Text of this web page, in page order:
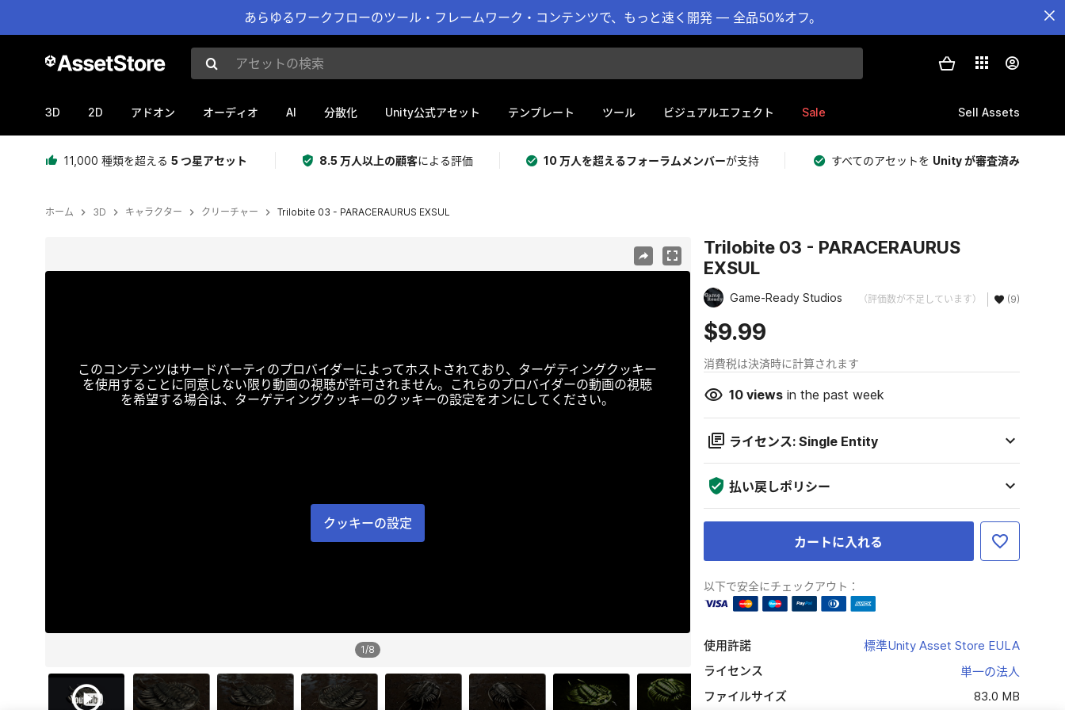
あらゆるワークフローのツール・フレームワーク・コンテンツで、もっと速く開発 — 全品50%オフ。
アセットの検索
3D 2D アドオン オーディオ AI 分散化 Unity公式アセット テンプレート ツール ビジュアルエフェクト Sale Sell Assets
11,000 種類を超える 5 つ星アセット 8.5 万人以上の顧客による評価 10 万人を超えるフォーラムメンバーが支持 すべてのアセットを Unity が審査済み
ホーム 3D キャラクター クリーチャー Trilobite 03 - PARACERAURUS EXSUL
このコンテンツはサードパーティのプロバイダーによってホストされており、ターゲティングクッキー
を使用することに同意しない限り動画の視聴が許可されません。これらのプロバイダーの動画の視聴
を希望する場合は、ターゲティングクッキーのクッキーの設定をオンにしてください。
クッキーの設定
1/8
Trilobite 03 - PARACERAURUS
EXSUL
Game-Ready Studios （評価数が不足しています） (9)
$9.99
消費税は決済時に計算されます
10viewsin the past week
ライセンス: Single Entity
払い戻しポリシー
カートに入れる
以下で安全にチェックアウト：
使用許諾
標準Unity Asset Store EULA
ライセンス
単一の法人
ファイルサイズ
83.0 MB